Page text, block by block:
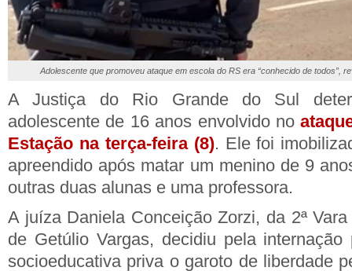
Adolescente que promoveu ataque em escola do RS era “conhecido de todos”,
A Justiça do Rio Grande do Sul
adolescente de 16 anos envolvido no
Estação na terça-feira (8). Ele foi
apreendido após matar um menino de 9
outras duas alunas e uma professora.
A juíza Daniela Conceição Zorzi, da 2ª
de Getúlio Vargas, decidiu pela internação
socioeducativa priva o garoto de liberdade